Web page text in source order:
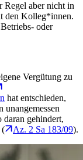
Regel aber nicht in
den Kolleg*innen.
oder
Vergütung zu
hat entschieden,
unangemessen
gehindert,
( Az. 2 Sa 183/09).